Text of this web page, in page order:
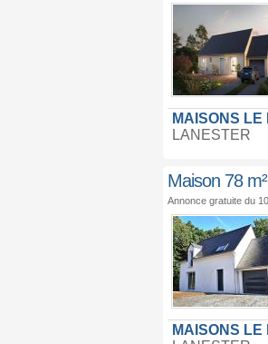
MAISONS LE
LANESTER
Maison 78 m²
Annonce gratuite du
MAISONS LE